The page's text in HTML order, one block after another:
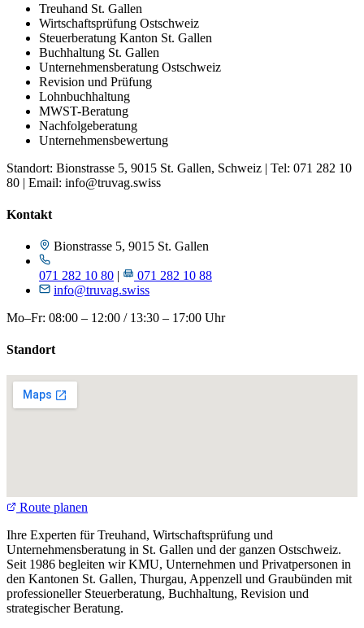
Treuhand St. Gallen
Wirtschaftsprüfung Ostschweiz
Steuerberatung Kanton St. Gallen
Buchhaltung St. Gallen
Unternehmensberatung Ostschweiz
Revision und Prüfung
Lohnbuchhaltung
MWST-Beratung
Nachfolgeberatung
Unternehmensbewertung
Standort: Bionstrasse 5, 9015 St. Gallen, Schweiz | Tel: 071 282 10
80 | Email: info@truvag.swiss
Kontakt
Bionstrasse 5, 9015 St. Gallen
071 282 10 80 |
071 282 10 88
info@truvag.swiss
Mo–Fr: 08:00 – 12:00 / 13:30 – 17:00 Uhr
Standort
Route planen
Ihre Experten für Treuhand, Wirtschaftsprüfung und
Unternehmensberatung in St. Gallen und der ganzen Ostschweiz.
Seit 1986 begleiten wir KMU, Unternehmen und Privatpersonen in
den Kantonen St. Gallen, Thurgau, Appenzell und Graubünden mit
professioneller Steuerberatung, Buchhaltung, Revision und
strategischer Beratung.